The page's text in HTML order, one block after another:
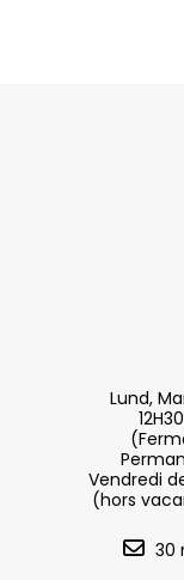
Lund,
Vendredi
(hors
30